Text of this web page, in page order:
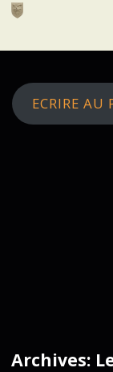
Skip
ECRIRE AU
Archives: